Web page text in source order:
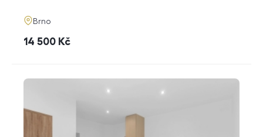
adresa
Brno
cena
14 500 Kč